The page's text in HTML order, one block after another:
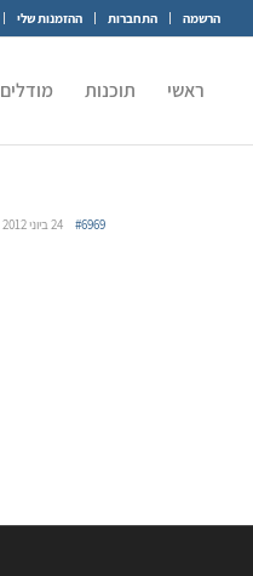
הרשמה התחברות ההזמנות שלי
ראשי תוכנות מודלים
24 ביוני 2012 בשעה 10:17 #6969